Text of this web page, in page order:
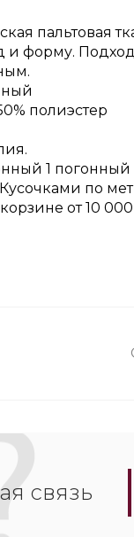
пальтовая
и форму.
полиэстер
1
по
корзине от 10
связь